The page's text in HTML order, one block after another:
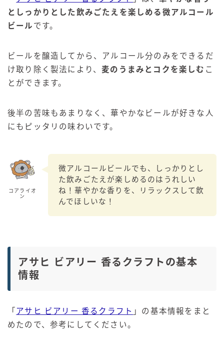
としっかりとした飲みごたえを楽しめる微アルコール
ビール です。
ビールを醸造してから、アルコール分のみをできるだ
け取り除く製法により、麦のうまみとコクを楽しむ こ
とができます。
後半の苦味もあまりなく、華やかなビールが好きな人
にもピッタリの味わいです。
コアライオ
ン
微アルコールビールでも、しっかりとし
た飲みごたえが楽しめるのはうれしい
ね！華やかな香りを、リラックスして飲
んでほしいな！
アサヒ ビアリー 香るクラフトの基本
情報
「 アサヒ ビアリー 香るクラフト 」の基本情報をまと
めたので、参考にしてください。